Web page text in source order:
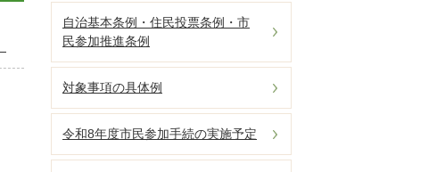
自治基本条例・住民投票条例・市
民参加推進条例
対象事項の具体例
令和8年度市民参加手続の実施予定